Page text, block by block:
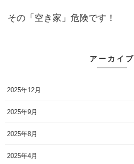
その「空き家」危険です！
アーカイブ
2025年12月
2025年9月
2025年8月
2025年4月